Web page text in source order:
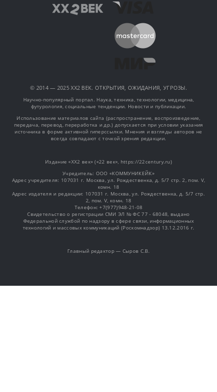
© 2014 — 2025 XX2 ВЕК. ОТКРЫТИЯ, ОЖИДАНИЯ, УГРОЗЫ.
Научно-популярный портал. Наука, техника, технологии, медицина,
футурология, социальные тенденции. Новости и публикации.
Использование материалов сайта (распространение, воспроизведение,
передача, перевод, переработка и др.) допускается при условии указания
источника в форме активной гиперссылки. Мнения и взгляды авторов не
всегда совпадают с точкой зрения редакции.
Издание «XX2 век» («22 век», https://22century.ru)
Учредитель: OOO «КОММУНИКЕЙК»
Адрес учредителя: 107031 г. Москва, ул. Рождественка, д. 5/7 стр. 2, пом. V,
комн. 18
Адрес издателя и редакции: 107031 г. Москва, ул. Рождественка, д. 5/7 стр.
2, пом. V, комн. 18
Телефон: +7(977)948-21-08
Свидетельство о регистрации СМИ ЭЛ № ФС 77 - 68048, выдано
Федеральной службой по надзору в сфере связи, информационных
технологий и массовых коммуникаций (Роскомнадзор) 13.12.2016 г.
Главный редактор — Сыров С.В.